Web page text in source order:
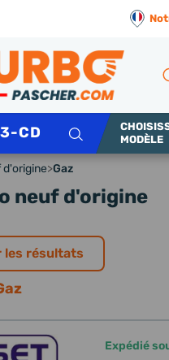
MODÈLE
d'origine>Gaz
neuf d'origine
les résultats
Expédié
des cookies